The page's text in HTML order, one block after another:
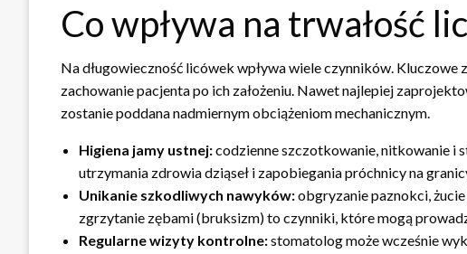
Co wpływa na trwałość
Na długowieczność licówek wpływa wiele czynników. Kluczowe
zachowanie pacjenta po ich założeniu. Nawet najlepiej
zostanie poddana nadmiernym obciążeniom mechanicznym.
Higiena jamy ustnej:codzienne szczotkowanie, nitkowanie i
utrzymania zdrowia dziąseł i zapobiegania próchnicy na
Unikanie szkodliwych nawyków:obgryzanie paznokci,
zgrzytanie zębami (bruksizm) to czynniki, które mogą
Regularne wizyty kontrolne:stomatolog może wcześnie